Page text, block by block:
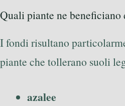
Quali piante ne beneficiano
I fondi risultano
piante che tollerano suoli
azalee